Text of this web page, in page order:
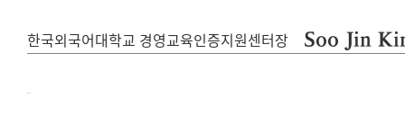
한국외국어대학교 경영교육인증지원센터장 Soo Jin
-